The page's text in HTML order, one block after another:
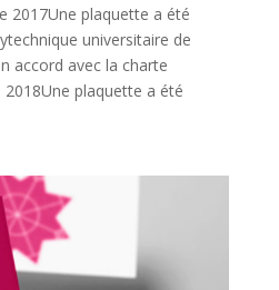
2017Une plaquette a été
universitaire de
accord avec la charte
plaquette a été